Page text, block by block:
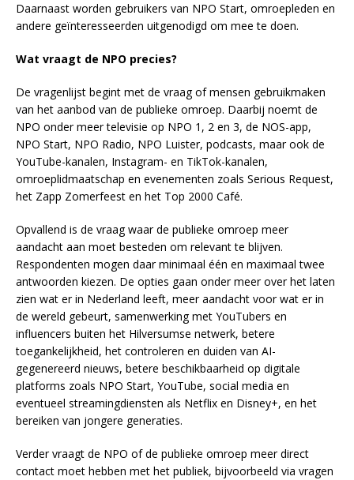
Daarnaast worden gebruikers van NPO Start, omroepleden en
andere geïnteresseerden uitgenodigd om mee te doen.
Wat vraagt de NPO precies?
De vragenlijst begint met de vraag of mensen gebruikmaken
van het aanbod van de publieke omroep. Daarbij noemt de
NPO onder meer televisie op NPO 1, 2 en 3, de NOS-app,
NPO Start, NPO Radio, NPO Luister, podcasts, maar ook de
YouTube-kanalen, Instagram- en TikTok-kanalen,
omroeplidmaatschap en evenementen zoals Serious Request,
het Zapp Zomerfeest en het Top 2000 Café.
Opvallend is de vraag waar de publieke omroep meer
aandacht aan moet besteden om relevant te blijven.
Respondenten mogen daar minimaal één en maximaal twee
antwoorden kiezen. De opties gaan onder meer over het laten
zien wat er in Nederland leeft, meer aandacht voor wat er in
de wereld gebeurt, samenwerking met YouTubers en
influencers buiten het Hilversumse netwerk, betere
toegankelijkheid, het controleren en duiden van AI-
gegenereerd nieuws, betere beschikbaarheid op digitale
platforms zoals NPO Start, YouTube, social media en
eventueel streamingdiensten als Netflix en Disney+, en het
bereiken van jongere generaties.
Verder vraagt de NPO of de publieke omroep meer direct
contact moet hebben met het publiek, bijvoorbeeld via vragen